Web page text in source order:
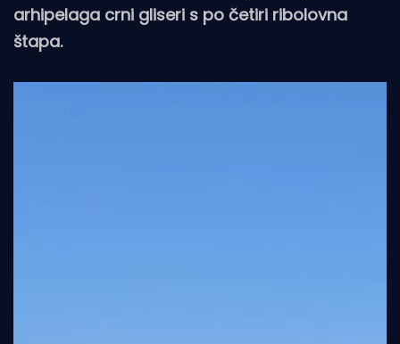
arhipelaga crni gliseri s po četiri ribolovna
štapa.